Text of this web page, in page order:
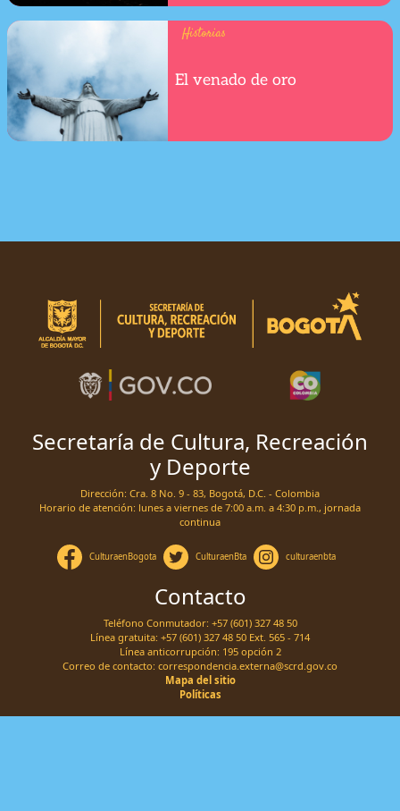
Historias
El venado de oro
Secretaría de Cultura, Recreación
y Deporte
Dirección: Cra. 8 No. 9 - 83, Bogotá, D.C. - Colombia
Horario de atención: lunes a viernes de 7:00 a.m. a 4:30 p.m., jornada
continua
CulturaenBogota CulturaenBta culturaenbta
Contacto
Teléfono Conmutador: +57 (601) 327 48 50
Línea gratuita: +57 (601) 327 48 50 Ext. 565 - 714
Línea anticorrupción: 195 opción 2
Correo de contacto: correspondencia.externa@scrd.gov.co
Mapa del sitio
Políticas